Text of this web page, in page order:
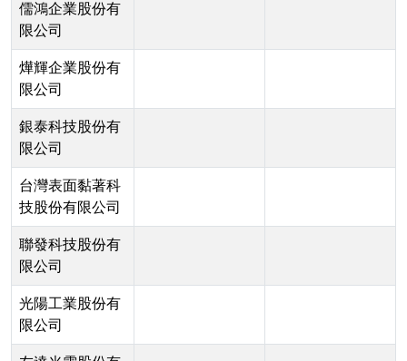
儒鴻企業股份有
限公司
燁輝企業股份有
限公司
銀泰科技股份有
限公司
台灣表面黏著科
技股份有限公司
聯發科技股份有
限公司
光陽工業股份有
限公司